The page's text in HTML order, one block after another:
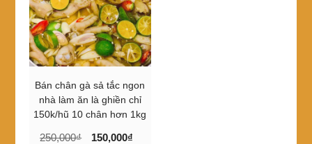
Bán chân gà sả tắc ngon
nhà làm ăn là ghiền chỉ
150k/hũ 10 chân hơn 1kg
250,000₫
Giá
150,000₫